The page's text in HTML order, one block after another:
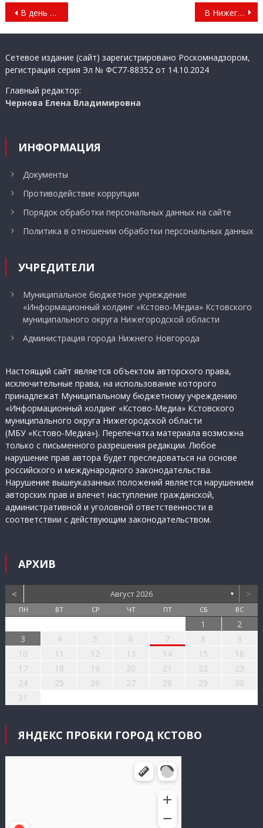
Навигация
по
В день рождения — с чистыми улицами и дворами В Нижегородской области состоялось совместное заседание антитеррористической комиссии и оперативного штаба
Сетевое издание (сайт) зарегистрировано Роскомнадзором,
регистрация серия Эл № ФС77-88352 от 14.10.2024
Главный редактор:
Чернова Елена Владимировна
ИНФОРМАЦИЯ
Документы
Противодействие коррупции
Порядок обработки персональных данных на сайте
Политика в отношении обработки персональных данных
УЧРЕДИТЕЛИ
Муниципальное бюджетное учреждение
«Информационный холдинг «Кстово-Медиа» Кстовского
муниципального округа Нижегородской области
Администрация города Нижнего Новгорода
Настоящий сайт является объектом авторского права,
исключительные права, на использование которого
принадлежат Муниципальному бюджетному учреждению
«Информационный холдинг «Кстово-Медиа» Кстовского
муниципального округа Нижегородской области
(МБУ «Кстово-Медиа»). Перепечатка материала возможна
только с письменного разрешения редакции. Любое
нарушение прав автора будет преследоваться на основе
российского и международного законодательства.
Нарушение вышеуказанных положений является нарушением
авторских прав и влечет наступление гражданской,
административной и уголовной ответственности в
соответствии с действующим законодательством.
АРХИВ
< Август 2026 ▼ >
ПН ВТ СР ЧТ ПТ СБ ВС
1
2
3
4 5 6 7 8
9
10
11 12 13 14 15
16
17
18 19 20 21 22
23
24
25 26 27 28 29
30
31
ЯНДЕКС ПРОБКИ ГОРОД КСТОВО